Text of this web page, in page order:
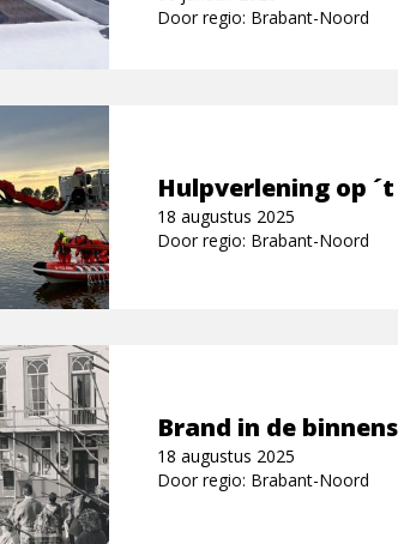
Door regio: Brabant-Noord
Hulpverlening op
18 augustus 2025
Door regio: Brabant-Noord
Brand in de
18 augustus 2025
Door regio: Brabant-Noord